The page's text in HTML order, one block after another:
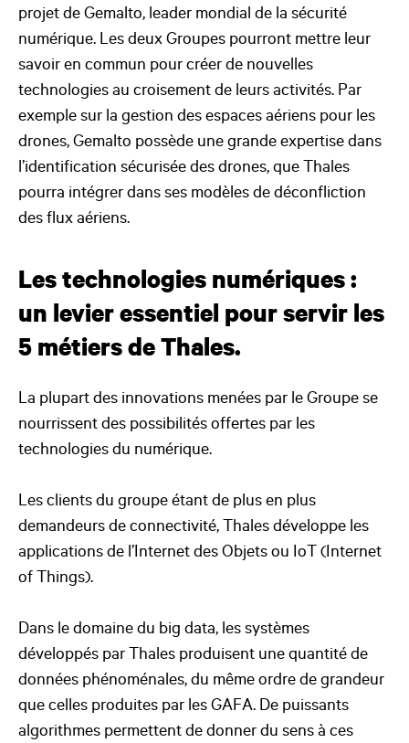
projet de Gemalto, leader mondial de la sécurité
numérique. Les deux Groupes pourront mettre leur
savoir en commun pour créer de nouvelles
technologies au croisement de leurs activités. Par
exemple sur la gestion des espaces aériens pour les
drones, Gemalto possède une grande expertise dans
l’identification sécurisée des drones, que Thales
pourra intégrer dans ses modèles de déconfliction
des flux aériens.
Les technologies numériques :
un levier essentiel pour servir les
5 métiers de Thales.
La plupart des innovations menées par le Groupe se
nourrissent des possibilités offertes par les
technologies du numérique.
Les clients du groupe étant de plus en plus
demandeurs de connectivité, Thales développe les
applications de l’Internet des Objets ou IoT (Internet
of Things).
Dans le domaine du big data, les systèmes
développés par Thales produisent une quantité de
données phénoménales, du même ordre de grandeur
que celles produites par les GAFA. De puissants
algorithmes permettent de donner du sens à ces